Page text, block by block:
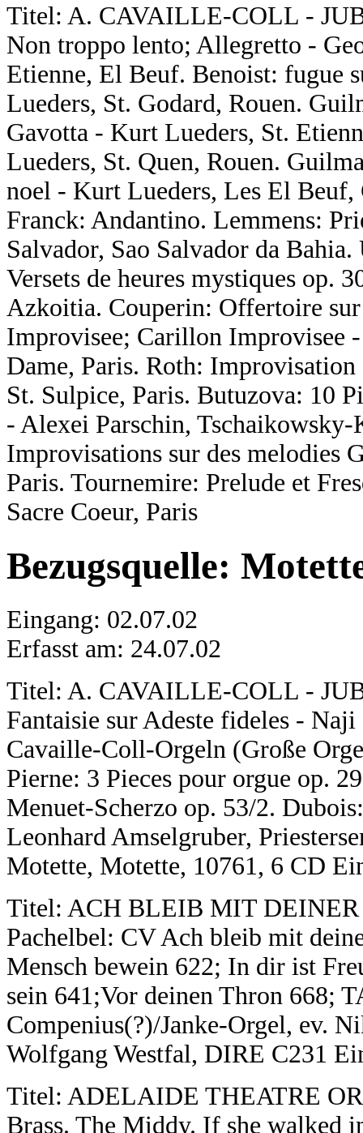
Titel: A. CAVAILLE-COLL -
Non troppo lento; Allegretto -
Etienne, El Beuf. Benoist: fugue
Lueders, St. Godard, Rouen.
Gavotta - Kurt Lueders, St.
Lueders, St. Quen, Rouen.
noel - Kurt Lueders, Les El Beuf,
Franck: Andantino. Lemmens:
Salvador, Sao Salvador da
Versets de heures mystiques op.
Azkoitia. Couperin: Offertoire
Improvisee; Carillon Improvisee
Dame, Paris. Roth:
St. Sulpice, Paris. Butuzova: 10
- Alexei Parschin,
Improvisations sur des melodies
Paris. Tournemire: Prelude et
Sacre Coeur, Paris
Bezugsquelle:
Eingang: 02.07.02
Erfasst am: 24.07.02
Titel: A. CAVAILLE-COLL -
Fantaisie sur Adeste fideles -
Cavaille-Coll-Orgeln (Große
Pierne: 3 Pieces pour orgue op.
Menuet-Scherzo op. 53/2.
Leonhard Amselgruber,
Motette, Motette, 10761, 6 CD
Titel: ACH BLEIB MIT DEINER
Pachelbel: CV Ach bleib mit
Mensch bewein 622; In dir ist
sein 641;Vor deinen Thron 668;
Compenius(?)/Janke-Orgel, ev.
Wolfgang Westfal, DIRE C231
Titel: ADELAIDE THEATRE
Brass. The Middy. If she walked